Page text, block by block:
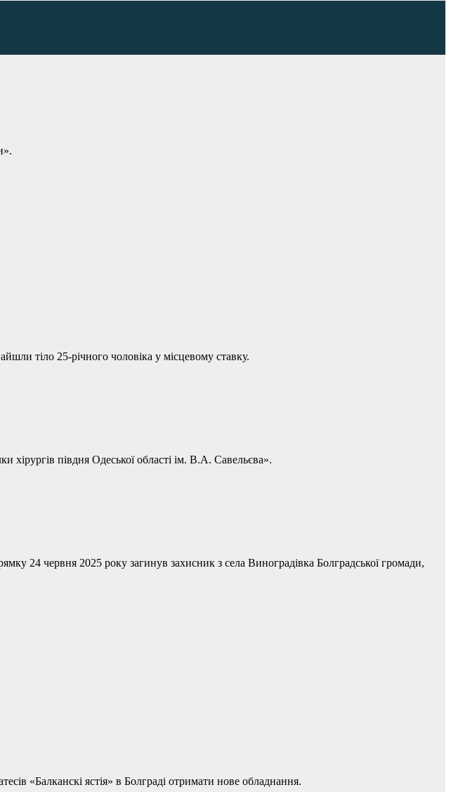
тіло 25-річного чоловіка у місцевому ставку.
хірургів півдня Одеської області ім. В.А. Савельєва».
24 червня 2025 року загинув захисник з села Виноградівка Болградської громади,
«Балканскі ястія» в Болграді отримати нове обладнання.